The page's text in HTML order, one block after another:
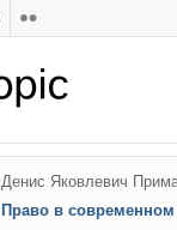
Денис Яковлевич
Право в современном